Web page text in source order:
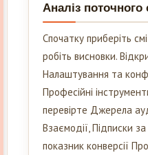
Аналіз поточного
Спочатку приберіть
робіть висновки.
Налаштування та
Професійні
перевірте Джерела
Взаємодії, Підписки
показник конверсії